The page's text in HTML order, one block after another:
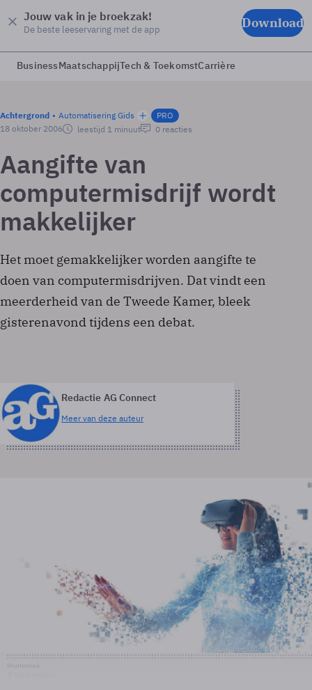
Jouw vak in je broekzak!
De beste leeservaring met de app Download
BusinessMaatschappijTech & ToekomstCarrière
Achtergrond Automatisering Gids
PRO
18 oktober 2006
leestijd 1 minuut 0 reacties
Aangifte van
computermisdrijf wordt
makkelijker
Het moet gemakkelijker worden aangifte te
doen van computermisdrijven. Dat vindt een
meerderheid van de Tweede Kamer, bleek
gisterenavond tijdens een debat.
Redactie AG Connect
Meer van deze auteur